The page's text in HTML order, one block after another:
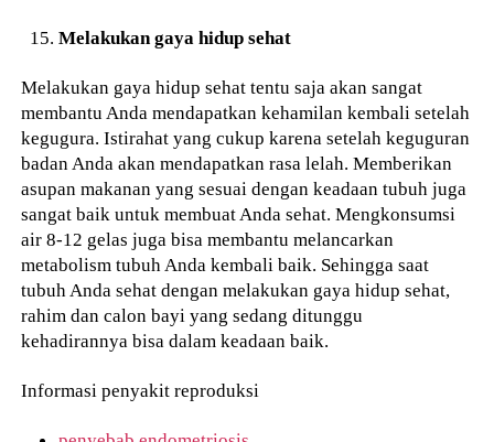
Melakukan gaya hidup sehat
Melakukan gaya hidup sehat tentu saja akan sangat
membantu Anda mendapatkan kehamilan kembali setelah
kegugura. Istirahat yang cukup karena setelah keguguran
badan Anda akan mendapatkan rasa lelah. Memberikan
asupan makanan yang sesuai dengan keadaan tubuh juga
sangat baik untuk membuat Anda sehat. Mengkonsumsi
air 8-12 gelas juga bisa membantu melancarkan
metabolism tubuh Anda kembali baik. Sehingga saat
tubuh Anda sehat dengan melakukan gaya hidup sehat,
rahim dan calon bayi yang sedang ditunggu
kehadirannya bisa dalam keadaan baik.
Informasi penyakit reproduksi